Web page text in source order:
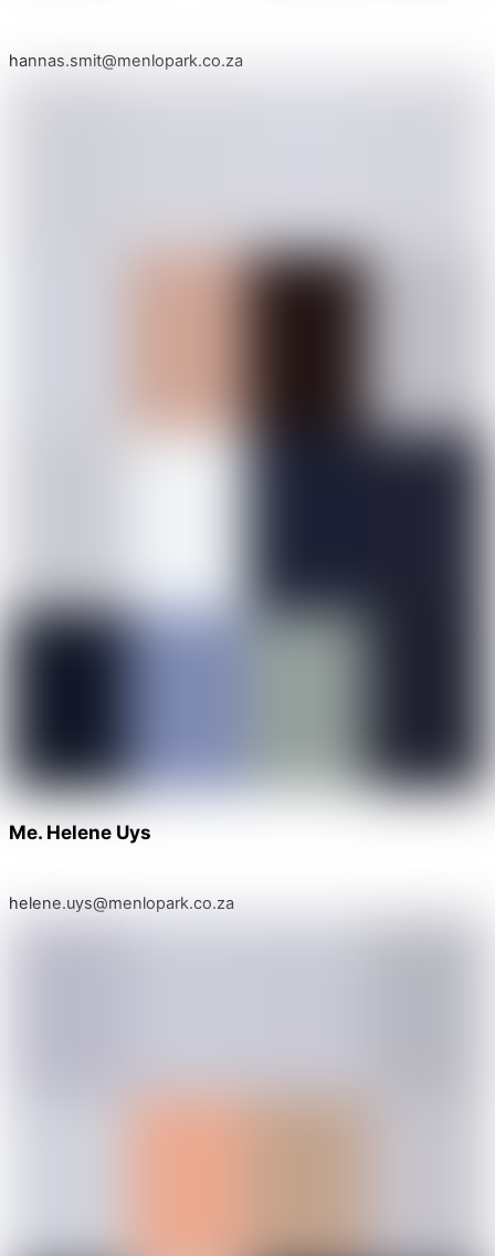
hannas.smit@menlopark.co.za
Me. Helene Uys
helene.uys@menlopark.co.za